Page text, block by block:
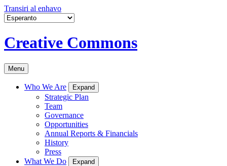
Transiri al enhavo
Creative Commons
Menu
Who We Are Expand
Strategic Plan
Team
Governance
Opportunities
Annual Reports & Financials
History
Press
What We Do
Expand